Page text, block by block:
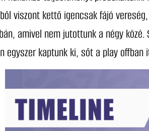
viszont kettő igencsak fájó
amivel nem jutottunk a négy
egyszer kaptunk ki, sőt a play